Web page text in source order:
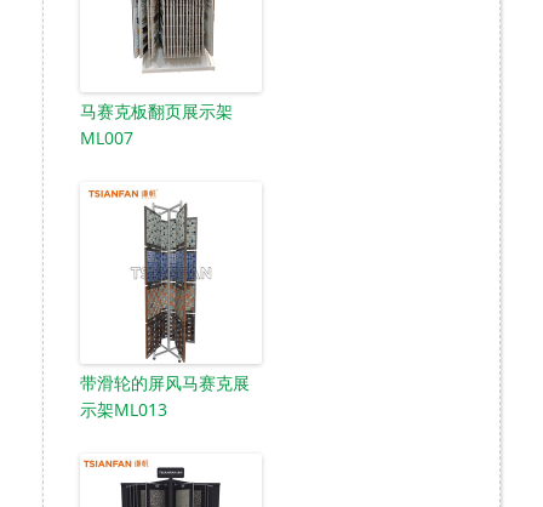
马赛克板翻页展示架
ML007
带滑轮的屏风马赛克展
示架ML013